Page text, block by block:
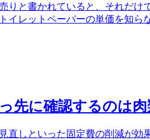
りと書かれていると、それだけ
イレットペーパーの単価を知ら
先に確認するのは
直しといった固定費の削減が効